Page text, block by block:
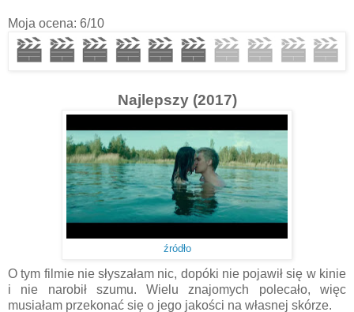
Moja ocena: 6/10
Najlepszy (2017)
źródło
O tym filmie nie słyszałam nic, dopóki nie pojawił się w kinie
i nie narobił szumu. Wielu znajomych polecało, więc
musiałam przekonać się o jego jakości na własnej skórze.